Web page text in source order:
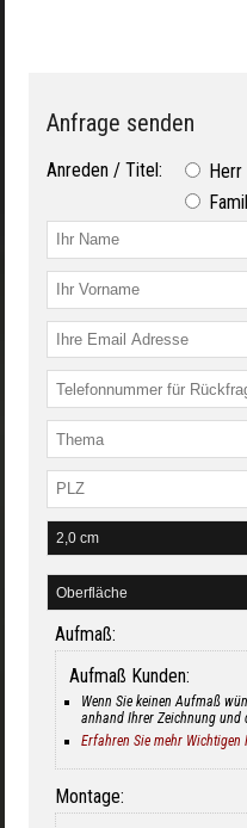
Anfrage senden
Anreden / Titel: Herr
Aufmaß:
Aufmaß Kunden:
Wenn Sie keinen Aufmaß
anhand Ihrer Zeichnung und
Erfahren Sie mehr Wichtigen
Montage: